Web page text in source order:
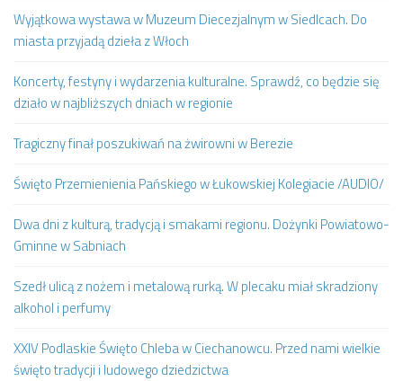
Wyjątkowa wystawa w Muzeum Diecezjalnym w Siedlcach. Do
miasta przyjadą dzieła z Włoch
Koncerty, festyny i wydarzenia kulturalne. Sprawdź, co będzie się
działo w najbliższych dniach w regionie
Tragiczny finał poszukiwań na żwirowni w Berezie
Święto Przemienienia Pańskiego w Łukowskiej Kolegiacie /AUDIO/
Dwa dni z kulturą, tradycją i smakami regionu. Dożynki Powiatowo-
Gminne w Sabniach
Szedł ulicą z nożem i metalową rurką. W plecaku miał skradziony
alkohol i perfumy
XXIV Podlaskie Święto Chleba w Ciechanowcu. Przed nami wielkie
święto tradycji i ludowego dziedzictwa